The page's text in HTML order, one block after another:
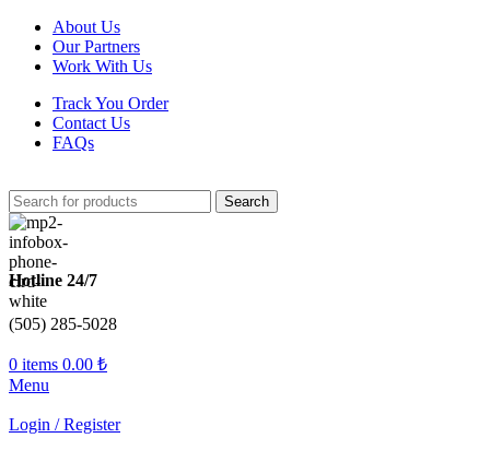
About Us
Our Partners
Work With Us
Track You Order
Contact Us
FAQs
Search
Hotline 24/7
(505) 285-5028
0 items 0.00 ₺
Menu
Login / Register